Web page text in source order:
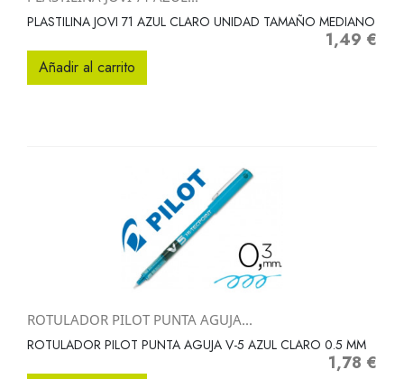
PLASTILINA JOVI 71 AZUL CLARO UNIDAD TAMAÑO MEDIANO
Precio
1,49 €
Añadir al carrito
ROTULADOR PILOT PUNTA AGUJA...
ROTULADOR PILOT PUNTA AGUJA V-5 AZUL CLARO 0.5 MM
Precio
1,78 €